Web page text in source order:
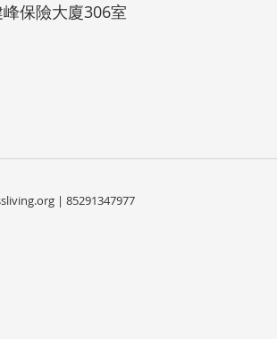
保險大廈306室
| 85291347977